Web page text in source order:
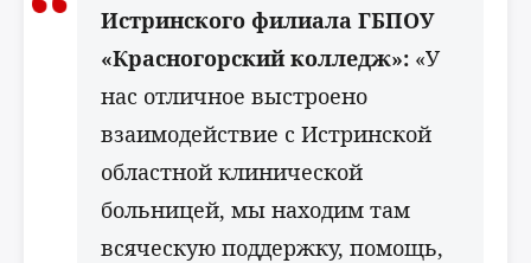
Истринского филиала ГБПОУ
«Красногорский колледж»: «У
нас отличное выстроено
взаимодействие с Истринской
областной клинической
больницей, мы находим там
всяческую поддержку, помощь,